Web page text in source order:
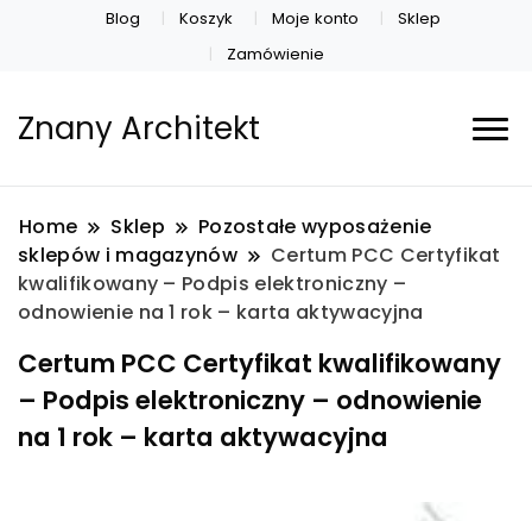
Blog Koszyk Moje konto
Sklep
Zamówienie
Znany Architekt
Home Sklep
Pozostałe wyposażenie
sklepów i magazynów
Certum PCC Certyfikat
kwalifikowany – Podpis elektroniczny –
odnowienie na 1 rok – karta aktywacyjna
Certum PCC Certyfikat kwalifikowany
– Podpis elektroniczny – odnowienie
na 1 rok – karta aktywacyjna